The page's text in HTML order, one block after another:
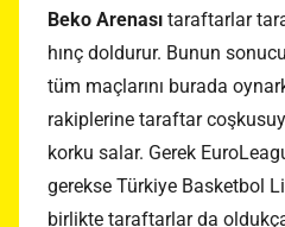
Beko Arenası taraftarlar
hınç doldurur. Bunun
tüm maçlarını burada
rakiplerine taraftar
korku salar. Gerek
gerekse Türkiye Basketbol
birlikte taraftarlar da